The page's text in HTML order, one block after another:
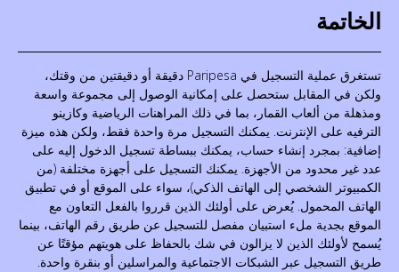
الخاتمة
تستغرق عملية التسجيل في Paripesa دقيقة أو دقيقتين من وقتك،
ولكن في المقابل ستحصل على إمكانية الوصول إلى مجموعة واسعة
ومذهلة من ألعاب القمار، بما في ذلك المراهنات الرياضية وكازينو
الترفيه على الإنترنت. يمكنك التسجيل مرة واحدة فقط، ولكن هذه ميزة
إضافية: بمجرد إنشاء حساب، يمكنك ببساطة تسجيل الدخول إليه على
عدد غير محدود من الأجهزة. يمكنك التسجيل على أجهزة مختلفة (من
الكمبيوتر الشخصي إلى الهاتف الذكي)، سواء على الموقع أو في تطبيق
الهاتف المحمول. يُعرض على أولئك الذين قرروا بالفعل التعاون مع
الموقع بجدية ملء استبيان مفصل للتسجيل عن طريق رقم الهاتف، بينما
يُسمح لأولئك الذين لا يزالون في شك بالحفاظ على هويتهم مؤقتًا عن
طريق التسجيل عبر الشبكات الاجتماعية والمراسلين أو بنقرة واحدة.